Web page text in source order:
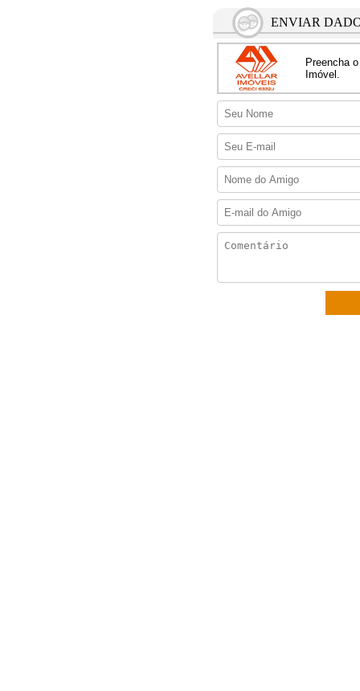
ENVIAR
Preencha
Imóvel.